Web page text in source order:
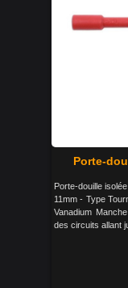
Porte-
Porte-douille
11mm - Type
Vanadium
des circuits allant